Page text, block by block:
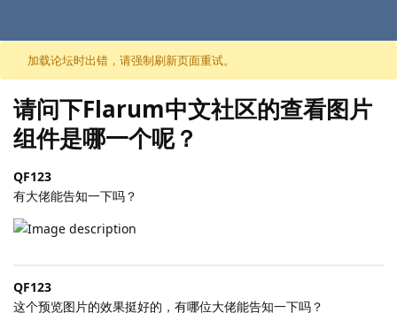
跳至内容
加载论坛时出错，请强制刷新页面重试。
请问下Flarum中文社区的查看图片
组件是哪一个呢？
QF123
有大佬能告知一下吗？
QF123
这个预览图片的效果挺好的，有哪位大佬能告知一下吗？